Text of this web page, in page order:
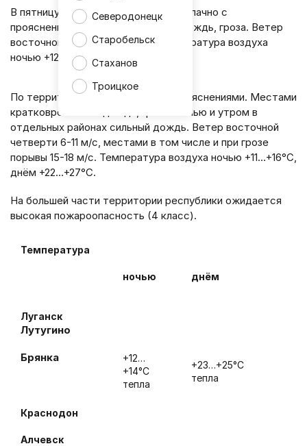
Северодонецк
Старобельск
Стаханов
Троицкое
В пятницу в Луганске ожидается облачно с
прояснениями. Кратковременный дождь, гроза. Ветер
восточной четверти 6-11 м/с. Температура воздуха
ночью +12…+14°С, днём +23…+25°С.
По территории ЛНР – облачно с прояснениями. Местами
кратковременный дождь, гроза. Ночью и утром в
отдельных районах сильный дождь. Ветер восточной
четверти 6-11 м/с, местами в том числе и при грозе
порывы 15-18 м/с. Температура воздуха ночью +11…+16°С,
днём +22…+27°С.
На большей части территории республики ожидается
высокая пожароопасность (4 класс).
Температура
ночью днём
Луганск
Лутугино
Брянка
+12…
+14°С
тепла
+23…+25°С
тепла
Краснодон
Алчевск